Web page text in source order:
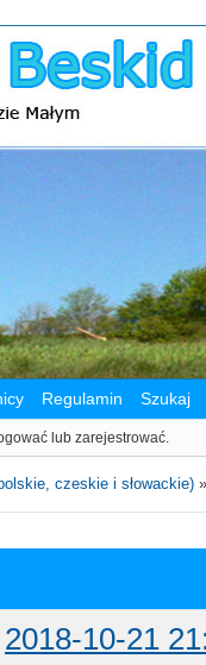
Regulamin Szukaj
lub zarejestrować.
czeskie i słowackie)
2018-10-21